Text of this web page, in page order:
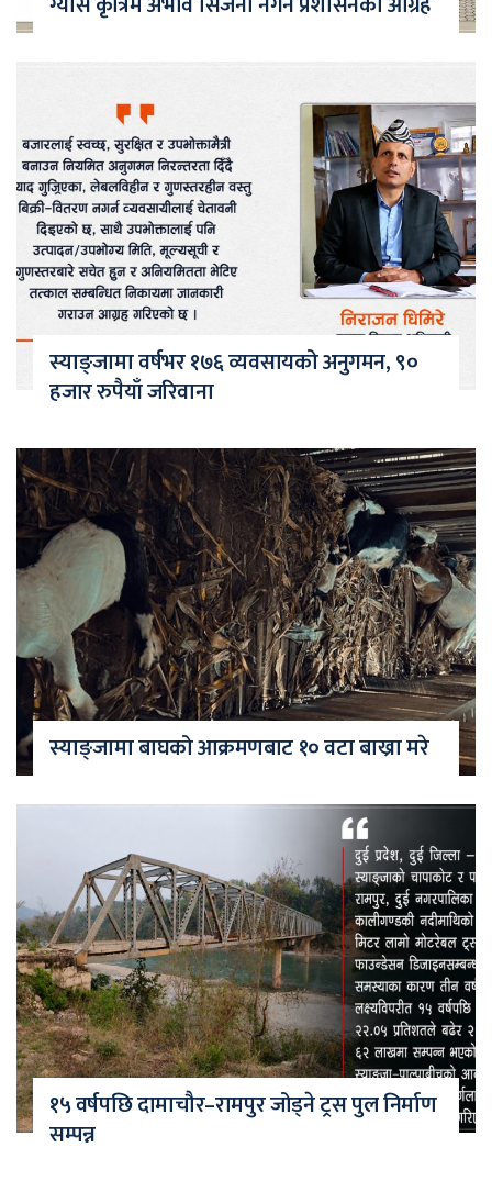
स्याङ्जामा वर्षभर १७६ व्यवसायको अनुगमन, ९०
हजार रुपैयाँ जरिवाना
स्याङ्जामा बाघको आक्रमणबाट १० वटा बाख्रा मरे
१५ वर्षपछि दामाचौर–रामपुर जोड्ने ट्रस पुल निर्माण
सम्पन्न